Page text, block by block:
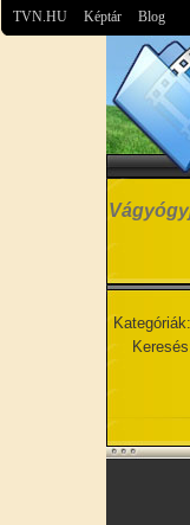
TVN.HU Képtár Blog
Kategóriák: